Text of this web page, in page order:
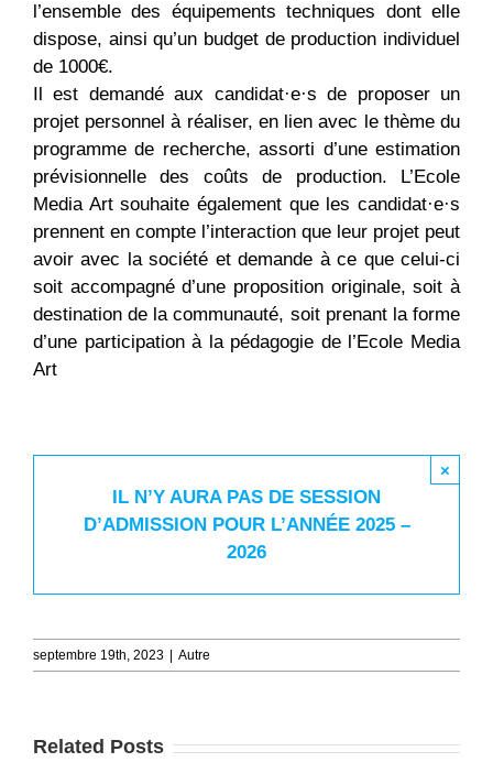
l’ensemble des équipements techniques dont elle
dispose, ainsi qu’un budget de production individuel
de 1000€.
Il est demandé aux candidat·e·s de proposer un
projet personnel à réaliser, en lien avec le thème du
programme de recherche, assorti d’une estimation
prévisionnelle des coûts de production. L’Ecole
Media Art souhaite également que les candidat·e·s
prennent en compte l’interaction que leur projet peut
avoir avec la société et demande à ce que celui-ci
soit accompagné d’une proposition originale, soit à
destination de la communauté, soit prenant la forme
d’une participation à la pédagogie de l’Ecole Media
Art
×
IL N’Y AURA PAS DE SESSION
D’ADMISSION POUR L’ANNÉE 2025 –
2026
septembre 19th, 2023 Autre
Related Posts